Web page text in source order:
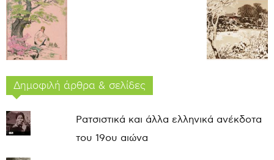
Δημοφιλή άρθρα & σελίδες
Ρατσιστικά και άλλα ελληνικά ανέκδοτα
του 19ου αιώνα